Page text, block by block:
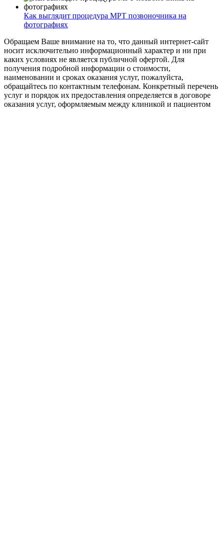
Как выглядит процедура МРТ позвоночника на
фотографиях
Обращаем Ваше внимание на то, что данный интернет-сайт
носит исключительно информационный характер и ни при
каких условиях не является публичной офертой. Для
получения подробной информации о стоимости,
наименовании и сроках оказания услуг, пожалуйста,
обращайтесь по контактным телефонам. Конкретный перечень
услуг и порядок их предоставления определяется в договоре
оказания услуг, оформляемым между клиникой и пациентом